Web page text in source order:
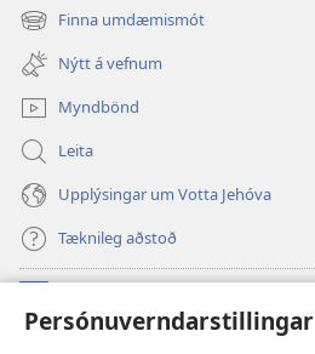
Persónuverndarstillingar
í
nýjum
glugga)
Finna umdæmismót
(opnast
nýjum
glugga)
Nýtt á vefnum
Myndbönd
Leita
Upplýsingar um Votta Jehóva
Tæknileg aðstoð
(opnast